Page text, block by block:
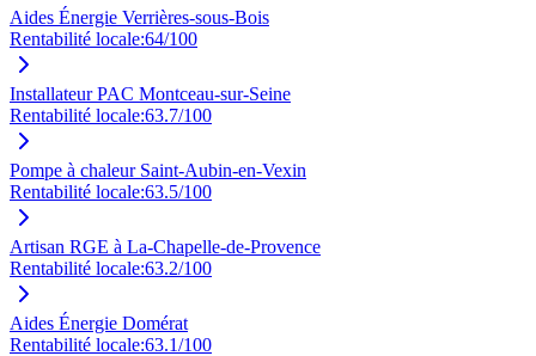
Aides Énergie Verrières-sous-Bois
Rentabilité locale:64/100
Installateur PAC Montceau-sur-Seine
Rentabilité locale:63.7/100
Pompe à chaleur Saint-Aubin-en-Vexin
Rentabilité locale:63.5/100
Artisan RGE à La-Chapelle-de-Provence
Rentabilité locale:63.2/100
Aides Énergie Domérat
Rentabilité locale:63.1/100